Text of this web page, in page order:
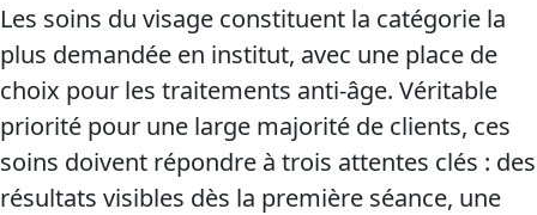
Les soins du visage constituent la catégorie la
plus demandée en institut, avec une place de
choix pour les traitements anti-âge. Véritable
priorité pour une large majorité de clients, ces
soins doivent répondre à trois attentes clés : des
résultats visibles dès la première séance, une